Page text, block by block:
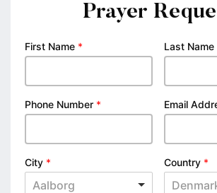
Prayer
First Name * Last Name
Phone Number * Email
City *
Aalborg
Country *